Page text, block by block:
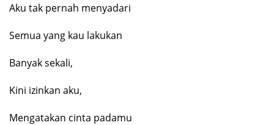
Aku tak pernah menyadari
Semua yang kau lakukan
Banyak sekali,
Kini izinkan aku,
Mengatakan cinta padamu